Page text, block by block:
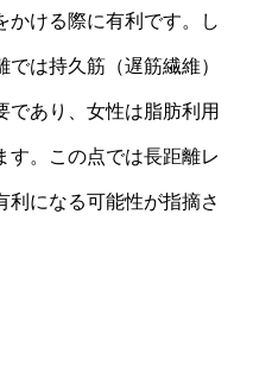
かける際に有利です。し
は持久筋（遅筋繊維）
であり、女性は脂肪利用
す。この点では長距離レ
利になる可能性が指摘さ